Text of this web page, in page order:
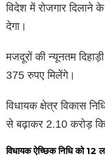
विदेश में रोजगार दिलाने
देगा।
मजदूरों की न्यूनतम
375 रुपए मिलेंगे।
विधायक क्षेत्र विकास
से बढ़ाकर 2.10 करोड़
विधायक ऐच्छिक निधि को 12